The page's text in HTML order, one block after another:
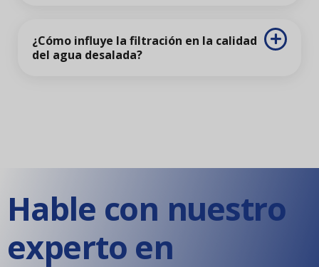
¿Cómo influye la filtración en la calidad
del agua desalada?
Hable con nuestro
experto en